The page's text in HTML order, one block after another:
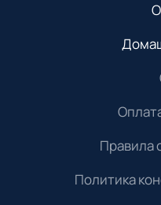
Правила
Политика